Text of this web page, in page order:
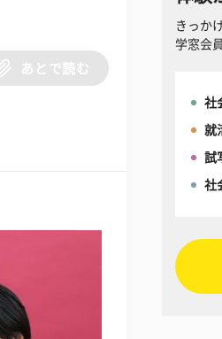
あとで読む
きっか
学窓会
社
就
試
社